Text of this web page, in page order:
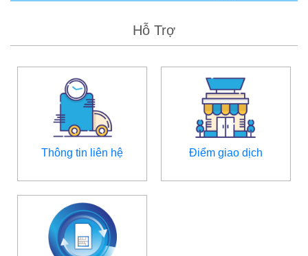
Hỗ Trợ
Thông tin liên hệ Điểm giao dịch